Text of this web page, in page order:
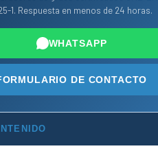
1. Respuesta en menos de 24 horas.
WHATSAPP
DE CONTACTO